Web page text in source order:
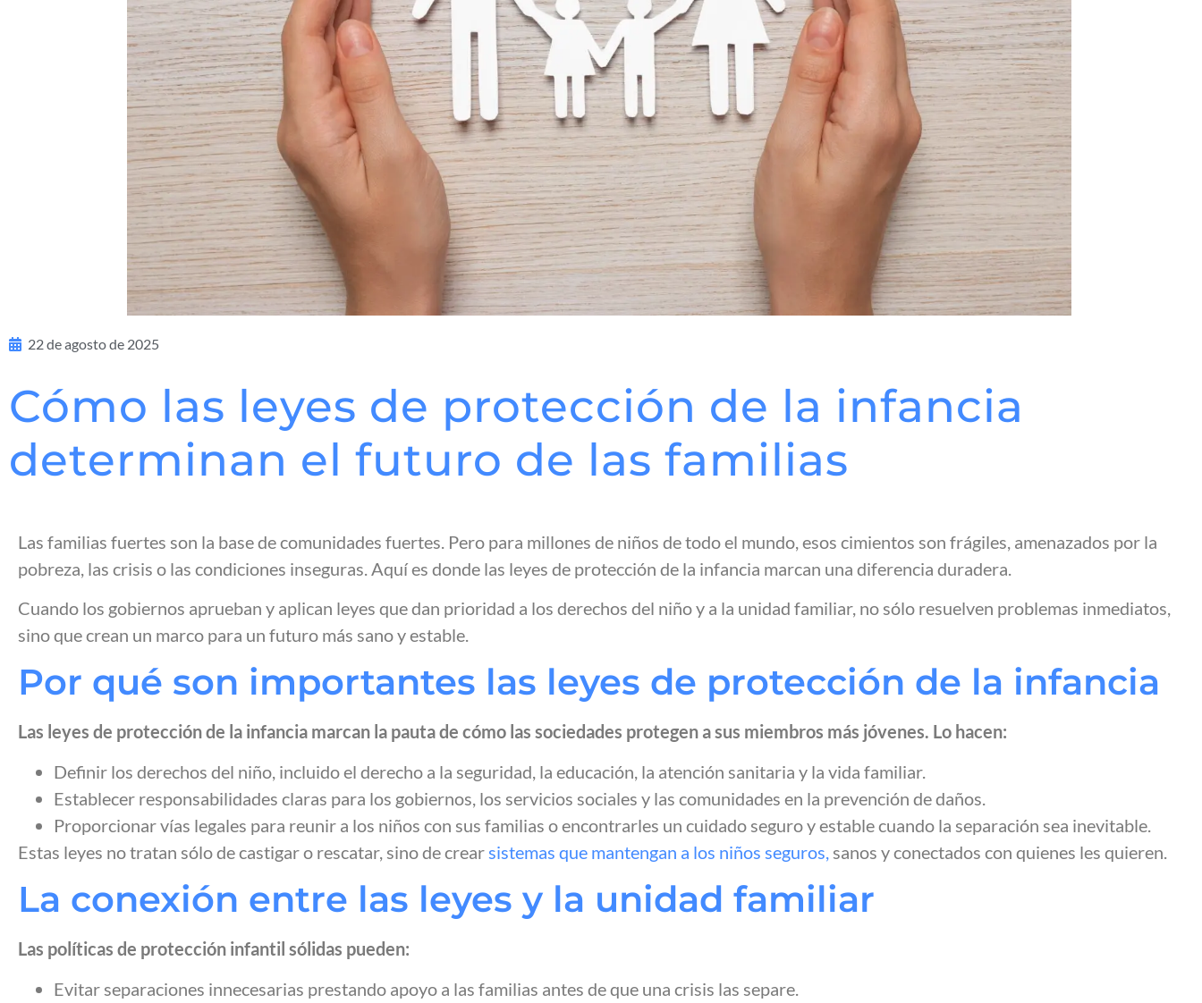
22 de agosto de 2025
Cómo las leyes de protección de la infancia
determinan el futuro de las familias
Las familias fuertes son la base de comunidades fuertes. Pero para millones de niños de todo el mundo, esos cimientos son frágiles, amenazados por la
pobreza, las crisis o las condiciones inseguras. Aquí es donde las leyes de protección de la infancia marcan una diferencia duradera.
Cuando los gobiernos aprueban y aplican leyes que dan prioridad a los derechos del niño y a la unidad familiar, no sólo resuelven problemas inmediatos,
sino que crean un marco para un futuro más sano y estable.
Por qué son importantes las leyes de protección de la infancia
Las leyes de protección de la infancia marcan la pauta de cómo las sociedades protegen a sus miembros más jóvenes. Lo hacen:
Definir los derechos del niño, incluido el derecho a la seguridad, la educación, la atención sanitaria y la vida familiar.
Establecer responsabilidades claras para los gobiernos, los servicios sociales y las comunidades en la prevención de daños.
Proporcionar vías legales para reunir a los niños con sus familias o encontrarles un cuidado seguro y estable cuando la separación sea inevitable.
Estas leyes no tratan sólo de castigar o rescatar, sino de crearsistemas que mantengan a los niños seguros, sanos y conectados con quienes les quieren.
La conexión entre las leyes y la unidad familiar
Las políticas de protección infantil sólidas pueden:
Evitar separaciones innecesarias prestando apoyo a las familias antes de que una crisis las separe.